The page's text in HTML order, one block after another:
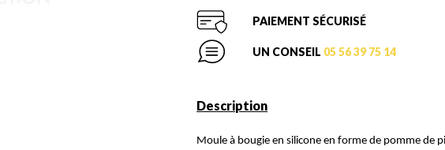
PAIEMENT SÉCURISÉ
UN CONSEIL 05 56 39 75 14
Description
Moule à bougie en silicone en forme de pomme de